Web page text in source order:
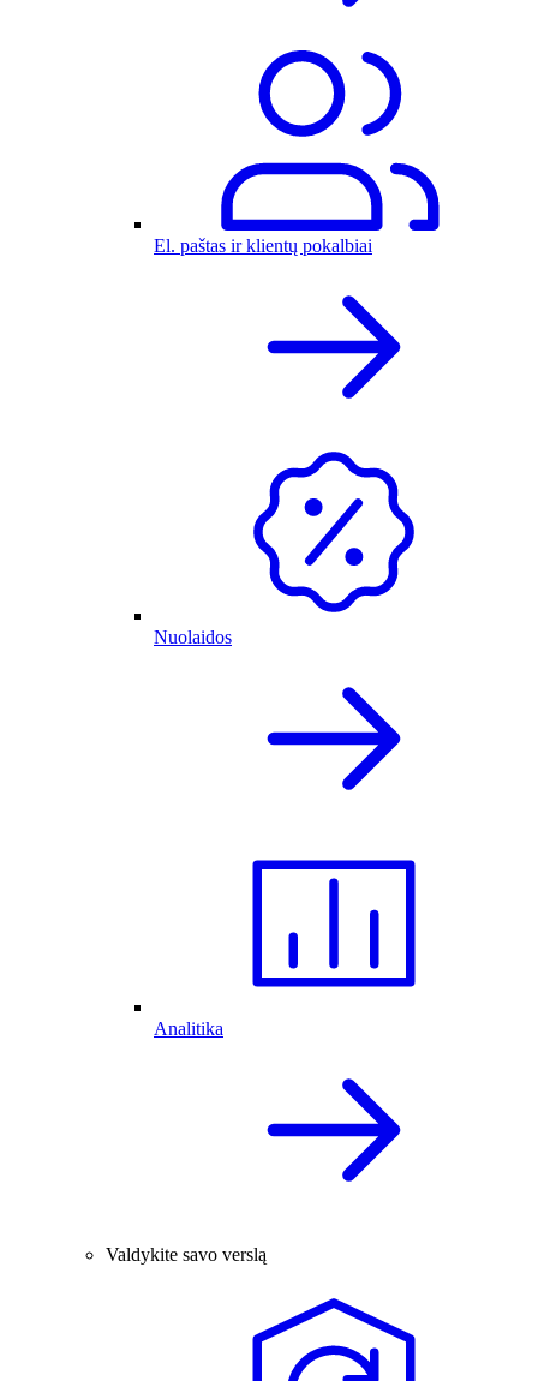
El. paštas ir klientų pokalbiai
Nuolaidos
Analitika
Valdykite savo verslą